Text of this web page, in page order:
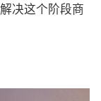
决这个阶段商